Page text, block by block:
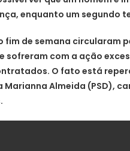
enquanto um segundo
fim de semana circularam
sofreram com a ação
O fato está
Almeida (PSD),